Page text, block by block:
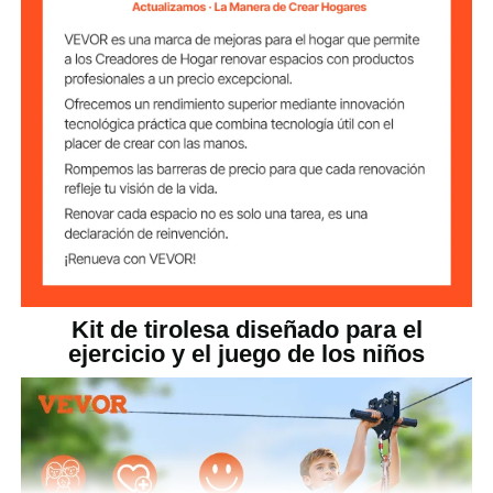
El funcionamiento es sencillo y permite a los padres
realizar actividades con sus hijos, fomentando sus
capacidades físicas y creando momentos perfectos
entre padres e hijos
Kit de tirolesa diseñado para el
ejercicio y el juego de los niños